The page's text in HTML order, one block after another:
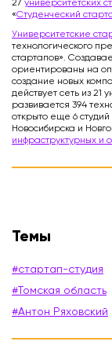
Темы
#стартап-студия
#Томская область
#Антон Ряховский
27 университетских
«Студенческий
Университетские
технологического
стартапов».
ориентированы на
создание новых
действует сеть из 21
развивается 394
открыто еще 6
Новосибирска и
инфраструктурных и